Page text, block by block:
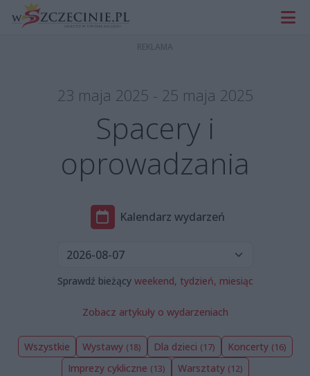
23 maja 2025 - 25 maja 2025
Spacery i
oprowadzania
Kalendarz wydarzeń
Sprawdź bieżący weekend, tydzień, miesiąc
Zobacz artykuły o wydarzeniach
Wszystkie Wystawy (18) Dla dzieci (17) Koncerty (16)
Imprezy cykliczne (13) Warsztaty (12)